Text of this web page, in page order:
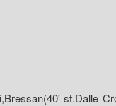
st.Dalle